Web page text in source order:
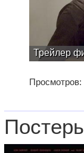
Трейлер
Просмотров: